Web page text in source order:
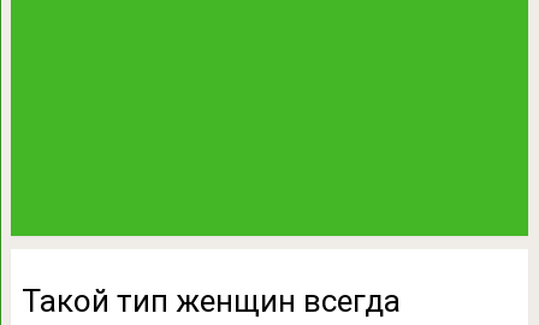
Такой тип женщин всегда